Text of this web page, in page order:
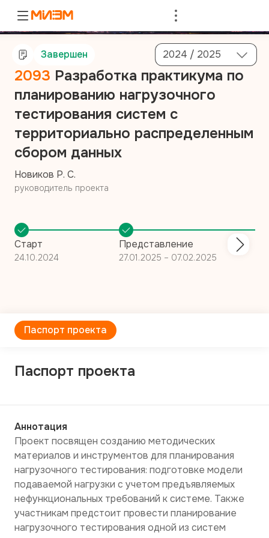
Завершен 2024 / 2025
2093 Разработка практикума по
планированию нагрузочного
тестирования систем с
территориально распределенным
сбором данных
Новиков Р. С.
руководитель проекта
Старт
24.10.2024
Представление
27.01.2025 – 07.02.2025
Паспорт проекта
Паспорт проекта
Аннотация
Проект посвящен созданию методических
материалов и инструментов для планирования
нагрузочного тестирования: подготовке модели
подаваемой нагрузки с учетом предъявляемых
нефункциональных требований к системе. Также
участникам предстоит провести планирование
нагрузочного тестирования одной из систем